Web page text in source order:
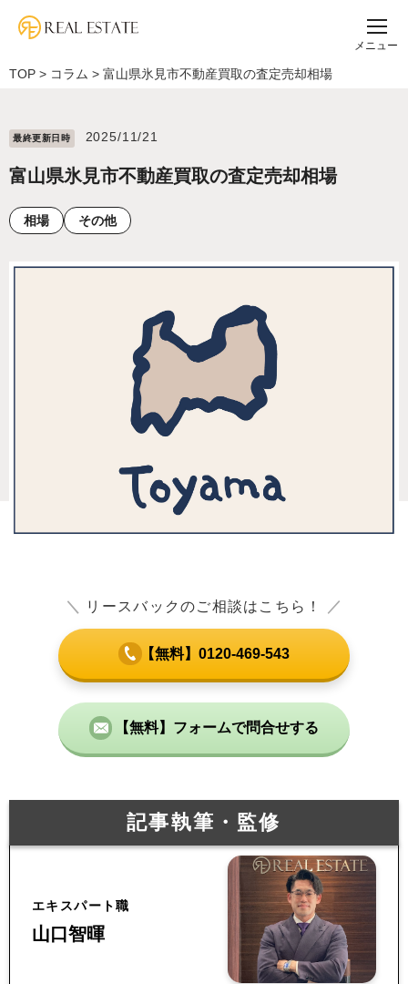
メニュー
TOP > コラム > 富山県氷見市不動産買取の査定売却相場
最終更新⽇時 2025/11/21
富山県氷見市不動産買取の査定売却相場
相場 その他
＼ リースバックのご相談はこちら！ ／
【無料】0120-469-543
【無料】フォームで問合せする
記事執筆・監修
エキスパート職
山口智暉